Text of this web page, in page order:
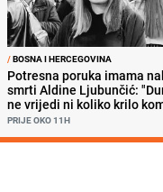
/BOSNA I HERCEGOVINA
Potresna poruka imama
smrti Aldine Ljubunčić:
ne vrijedi ni koliko krilo
PRIJE OKO 11H